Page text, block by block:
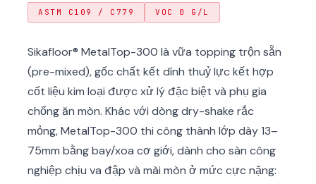
ASTM C109 / C779 VOC 0 G/L
Sikafloor® MetalTop-300 là vữa topping trộn sẵn
(pre-mixed), gốc chất kết dính thuỷ lực kết hợp
cốt liệu kim loại được xử lý đặc biệt và phụ gia
chống ăn mòn. Khác với dòng dry-shake rắc
mỏng, MetalTop-300 thi công thành lớp dày 13–
75mm bằng bay/xoa cơ giới, dành cho sàn công
nghiệp chịu va đập và mài mòn ở mức cực nặng: